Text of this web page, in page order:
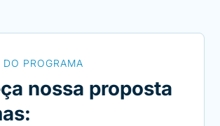
PROGRAMA
nossa proposta